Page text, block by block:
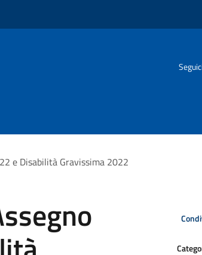
e Disabilità Gravissima 2022